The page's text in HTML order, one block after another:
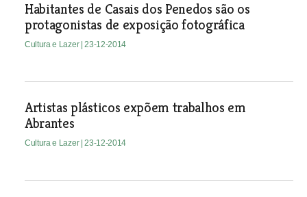
Habitantes de Casais dos Penedos são os
protagonistas de exposição fotográfica
Cultura e Lazer | 23-12-2014
Artistas plásticos expõem trabalhos em
Abrantes
Cultura e Lazer | 23-12-2014